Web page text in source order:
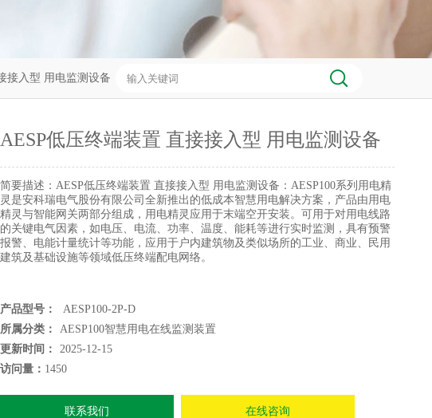
接入型 用电监测设备
AESP低压终端装置 直接接入型 用电监测设备
简要描述： AESP低压终端装置 直接接入型 用电监测设备：AESP100系列用电精
灵是安科瑞电气股份有限公司全新推出的低成本智慧用电解决方案，产品由用电
精灵与智能网关两部分组成，用电精灵应用于末端空开安装。可用于对用电线路
的关键电气因素，如电压、电流、功率、温度、能耗等进行实时监测，具有预警
报警、电能计量统计等功能，应用于户内建筑物及类似场所的工业、商业、民用
建筑及基础设施等领域低压终端配电网络。
产品型号：
AESP100-2P-D
所属分类：
AESP100智慧用电在线监测装置
更新时间：
2025-12-15
访问量： 1450
联系我们 在线咨询